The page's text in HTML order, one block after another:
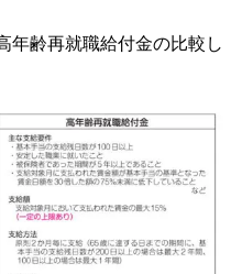
年齢再就職給付金の比較し